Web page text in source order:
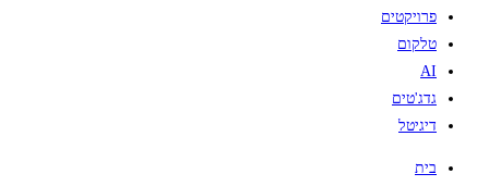
פרויקטים
טלקום
AI
גדג'טים
דיגיטל
בית